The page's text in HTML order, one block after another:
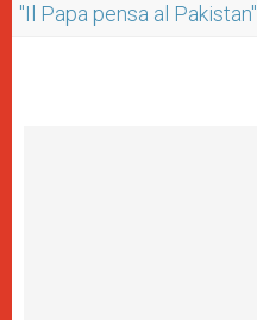
"Il Papa pensa al Pakistan"